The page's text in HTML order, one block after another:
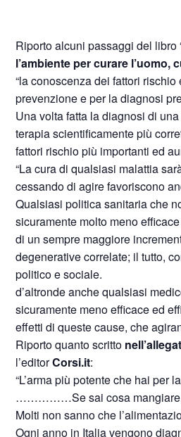
Riporto alcuni passaggi del libro
l’ambiente per curare
“la conoscenza dei fattori
prevenzione e per la diagnosi
Una volta fatta la diagnosi di
terapia scientificamente più
fattori rischio più importanti ed
“La cura di qualsiasi malattia
cessando di agire favoriscono
Qualsiasi politica sanitaria che
sicuramente molto meno
di un sempre maggiore
degenerative correlate; il tutto,
politico e sociale.
d’altronde anche qualsiasi
sicuramente meno efficace ed
effetti di queste cause, che
Riporto quanto scritto
l’editorCorsi.it:
“L’arma più potente che hai
……………Se sai cosa mangiare,
Molti non sanno che
Ogni anno in Italia vengono